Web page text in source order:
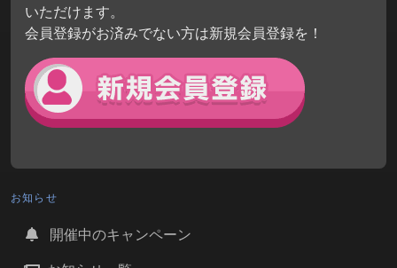
いただけます。
会員登録がお済みでない方は新規会員登録を！
お知らせ
開催中のキャンペーン